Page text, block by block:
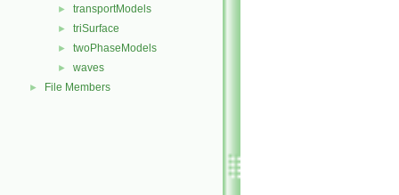
► transportModels
► triSurface
► twoPhaseModels
► waves
► File Members